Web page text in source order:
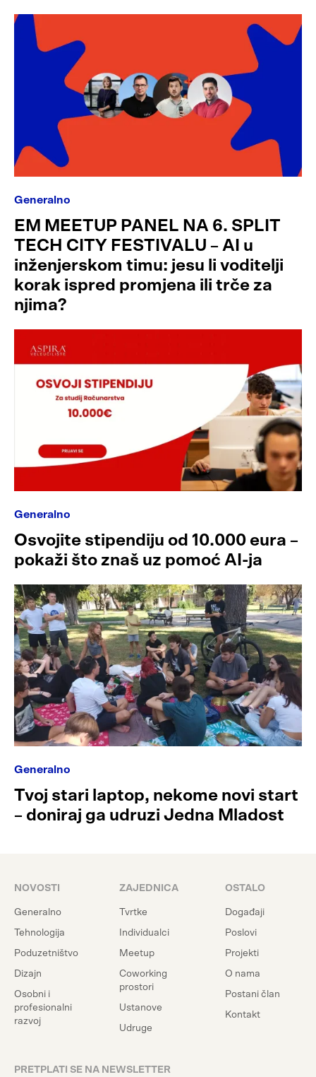
Generalno
EM MEETUP PANEL NA 6. SPLIT
TECH CITY FESTIVALU – AI u
inženjerskom timu: jesu li voditelji
korak ispred promjena ili trče za
njima?
Generalno
Osvojite stipendiju od 10.000 eura –
pokaži što znaš uz pomoć AI-ja
Generalno
Tvoj stari laptop, nekome novi start
– doniraj ga udruzi Jedna Mladost
NOVOSTI
Generalno
Tehnologija
Poduzetništvo
Dizajn
Osobni i
profesionalni
razvoj
ZAJEDNICA
Tvrtke
Individualci
Meetup
Coworking
prostori
Ustanove
Udruge
OSTALO
Događaji
Poslovi
Projekti
O nama
Postani član
Kontakt
PRETPLATI SE NA NEWSLETTER